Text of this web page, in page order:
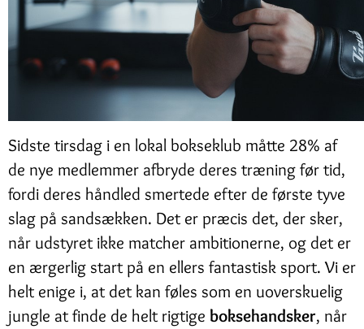
Sidste tirsdag i en lokal bokseklub måtte 28% af
de nye medlemmer afbryde deres træning før tid,
fordi deres håndled smertede efter de første tyve
slag på sandsækken. Det er præcis det, der sker,
når udstyret ikke matcher ambitionerne, og det er
en ærgerlig start på en ellers fantastisk sport. Vi er
helt enige i, at det kan føles som en uoverskuelig
jungle at finde de helt rigtige boksehandsker, når